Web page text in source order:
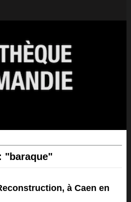
"baraque"
à Caen en